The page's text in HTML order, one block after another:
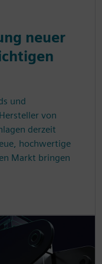
neuer
und
von
derzeit
hochwertige
Markt bringen